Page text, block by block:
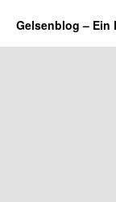
Gelsenblog – Ein